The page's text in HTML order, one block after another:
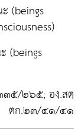
(beings
(beings
๕/๒๖๕; องฺ.สตฺ
ตก.๒๓/๔๑/๔๑